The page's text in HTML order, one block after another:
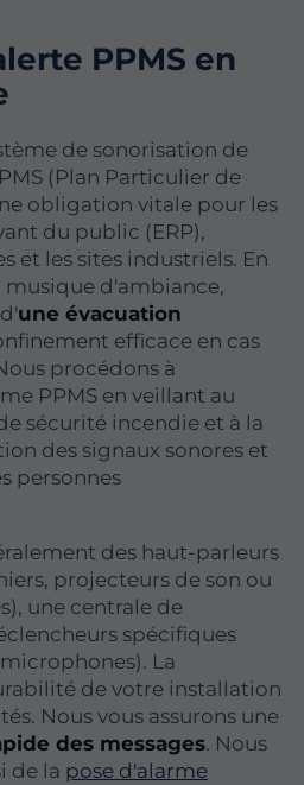
PPMS en
de sonorisation de
(Plan Particulier de
obligation vitale pour les
du public (ERP),
et les sites industriels. En
musique d'ambiance,
une évacuation
efficace en cas
procédons à
PPMS en veillant au
sécurité incendie et à la
des signaux sonores et
personnes
des haut-parleurs
projecteurs de son ou
une centrale de
spécifiques
La
de votre installation
Nous vous assurons une
des messages. Nous
de la pose d'alarme